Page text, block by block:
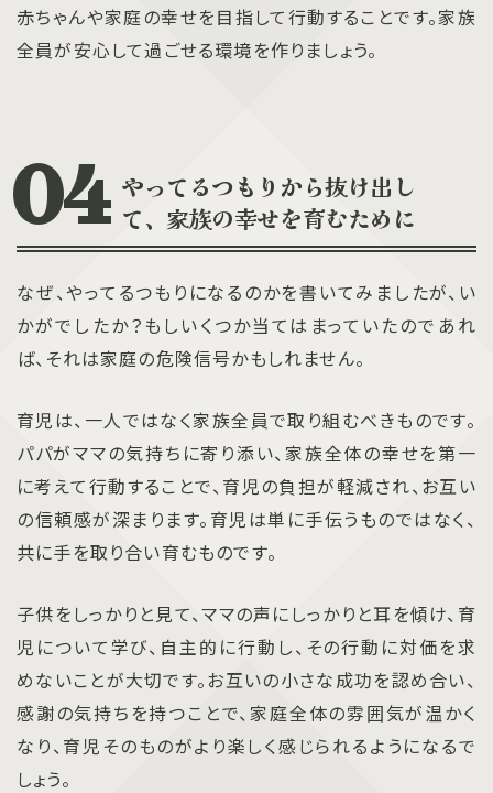
赤ちゃんや家庭の幸せを目指して行動することです。家族
全員が安心して過ごせる環境を作りましょう。
やってるつもりから抜け出し
て、家族の幸せを育むために
なぜ、やってるつもりになるのかを書いてみましたが、い
かがでしたか？もしいくつか当てはまっていたのであれ
ば、それは家庭の危険信号かもしれません。
育児は、一人ではなく家族全員で取り組むべきものです。
パパがママの気持ちに寄り添い、家族全体の幸せを第一
に考えて行動することで、育児の負担が軽減され、お互い
の信頼感が深まります。育児は単に手伝うものではなく、
共に手を取り合い育むものです。
子供をしっかりと見て、ママの声にしっかりと耳を傾け、育
児について学び、自主的に行動し、その行動に対価を求
めないことが大切です。お互いの小さな成功を認め合い、
感謝の気持ちを持つことで、家庭全体の雰囲気が温かく
なり、育児そのものがより楽しく感じられるようになるで
しょう。